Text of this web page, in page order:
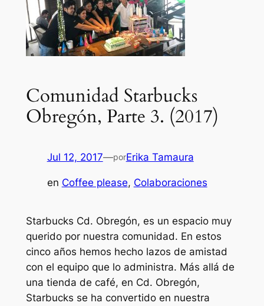
Comunidad Starbucks
Obregón, Parte 3. (2017)
Jul 12, 2017—porErika Tamaura
en Coffee please, Colaboraciones
Starbucks Cd. Obregón, es un espacio muy
querido por nuestra comunidad. En estos
cinco años hemos hecho lazos de amistad
con el equipo que lo administra. Más allá de
una tienda de café, en Cd. Obregón,
Starbucks se ha convertido en nuestra